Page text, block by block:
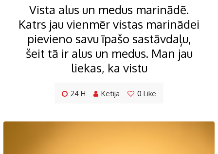
Vista alus un medus marinādē.
Katrs jau vienmēr vistas marinādei
pievieno savu īpašo sastāvdaļu,
šeit tā ir alus un medus. Man jau
liekas, ka vistu
24 H Ketija 0 Like